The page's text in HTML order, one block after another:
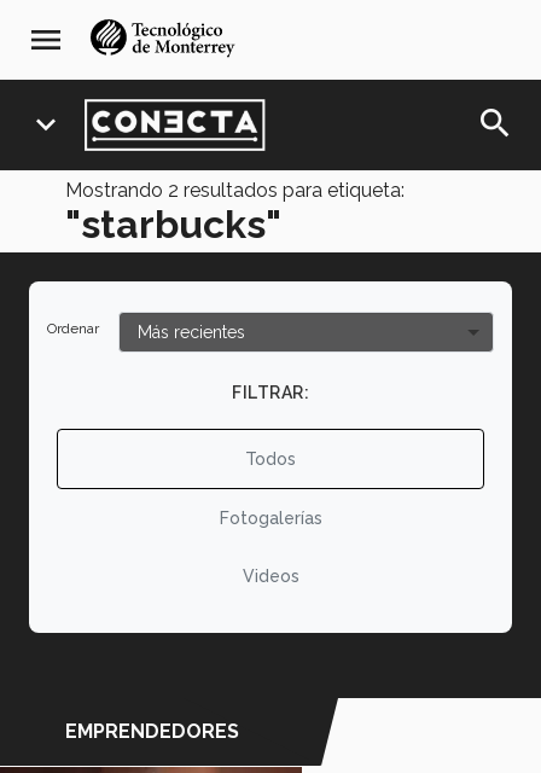
navegación
principal
menu
expand_more search
Mostrando 2 resultados para etiqueta:
"starbucks"
Ordenar
FILTRAR:
Todos
Fotogalerías
Videos
EMPRENDEDORES